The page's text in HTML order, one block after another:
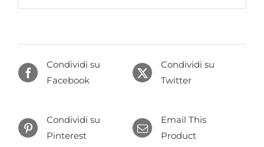
Condividi su
Facebook
Condividi su
Twitter
Condividi su
Pinterest
Email This
Product